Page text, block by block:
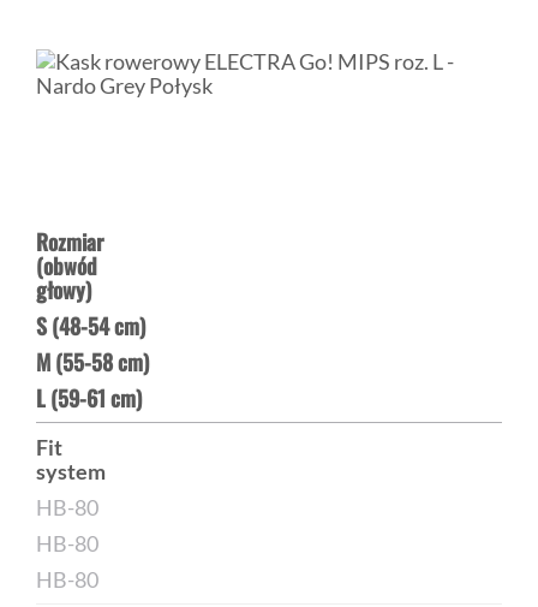
Rozmiar
(obwód
głowy)
S (48-54 cm)
M (55-58 cm)
L (59-61 cm)
Fit
system
HB-80
HB-80
HB-80